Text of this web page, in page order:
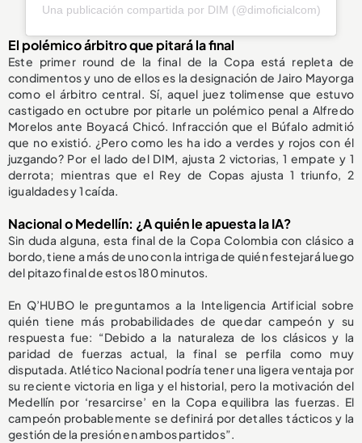
Una publicación compartida por DIM (@dimoficialcom)
El polémico árbitro que pitará la final
Este primer round de la final de la Copa está repleta de
condimentos y uno de ellos es la designación de Jairo Mayorga
como el árbitro central. Sí, aquel juez tolimense que estuvo
castigado en octubre por pitarle un polémico penal a Alfredo
Morelos ante Boyacá Chicó. Infracción que el Búfalo admitió
que no existió. ¿Pero como les ha ido a verdes y rojos con él
juzgando? Por el lado del DIM, ajusta 2 victorias, 1 empate y 1
derrota; mientras que el Rey de Copas ajusta 1 triunfo, 2
igualdades y 1 caída.
Nacional o Medellín: ¿A quién le apuesta la IA?
Sin duda alguna, esta final de la Copa Colombia con clásico a
bordo, tiene a más de uno con la intriga de quién festejará luego
del pitazo final de estos 180 minutos.
En Q’HUBO le preguntamos a la Inteligencia Artificial sobre
quién tiene más probabilidades de quedar campeón y su
respuesta fue: “Debido a la naturaleza de los clásicos y la
paridad de fuerzas actual, la final se perfila como muy
disputada. Atlético Nacional podría tener una ligera ventaja por
su reciente victoria en liga y el historial, pero la motivación del
Medellín por ‘resarcirse’ en la Copa equilibra las fuerzas. El
campeón probablemente se definirá por detalles tácticos y la
gestión de la presión en ambos partidos”.